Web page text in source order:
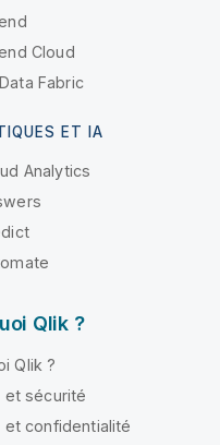
Cloud
Fabric
ET IA
Analytics
Qlik ?
Qlik ?
et sécurité
et confidentialité